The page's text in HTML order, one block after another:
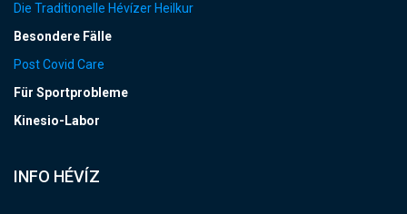
Die Traditionelle Hévízer Heilkur
Besondere Fälle
Post Covid Care
Für Sportprobleme
Kinesio-Labor
INFO HÉVÍZ